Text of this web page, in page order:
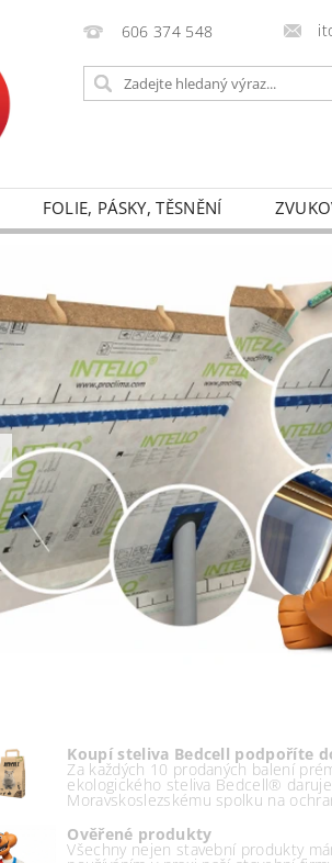
606 374 548
FOLIE, PÁSKY, TĚSNĚNÍ
FORMULÁŘ PRO ODSTOUPENÍ OD
Koupí steliva Bedcell podpoříte
Za každých 10 prodaných balení
ekologického steliva Bedcell®
Moravskoslezskému spolku na
Ověřené produkty
Všechny nejen stavební produkty